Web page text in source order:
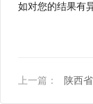
如对您的结果有
上一篇： 陕西省